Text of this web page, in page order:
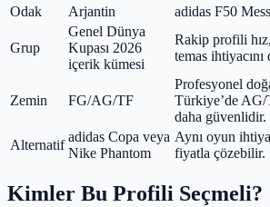
Odak
Arjantin adidas F50
Grup
Genel Dünya
Kupası 2026
içerik kümesi
Rakip profili
temas ihtiyacını
Zemin FG/AG/TF
Profesyonel
Türkiye’de
daha güvenlidir.
Alternatif
adidas Copa veya
Nike Phantom
Aynı oyun
fiyatla çözebilir.
Kimler Bu Profili Seçmeli?